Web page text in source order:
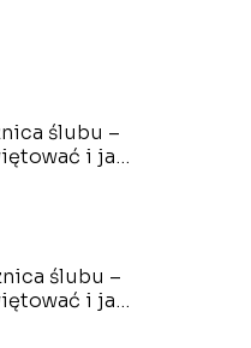
ślubu –
i jaki
ślubu –
i jaki